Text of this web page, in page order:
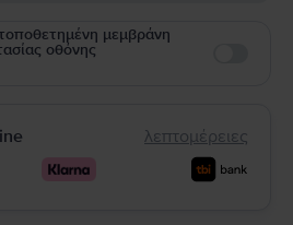
μεμβράνη
οθόνης
λεπτομέρειες